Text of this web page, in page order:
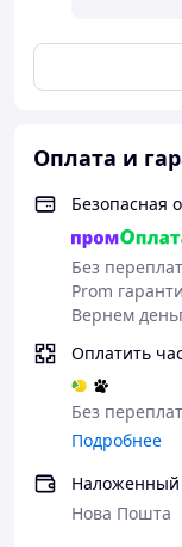
Оплата и
Безопасная
Без переплат
Prom
Вернем
Оплатить
Без
Подробнее
Нова Пошта